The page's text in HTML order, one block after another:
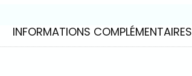
INFORMATIONS COMPLÉMENTAIRES